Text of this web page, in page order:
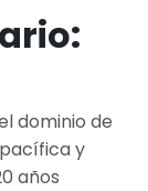
dominio de
y
años